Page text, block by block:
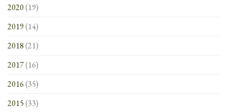
2020(19)
2019(14)
2018(21)
2017(16)
2016(35)
2015(33)